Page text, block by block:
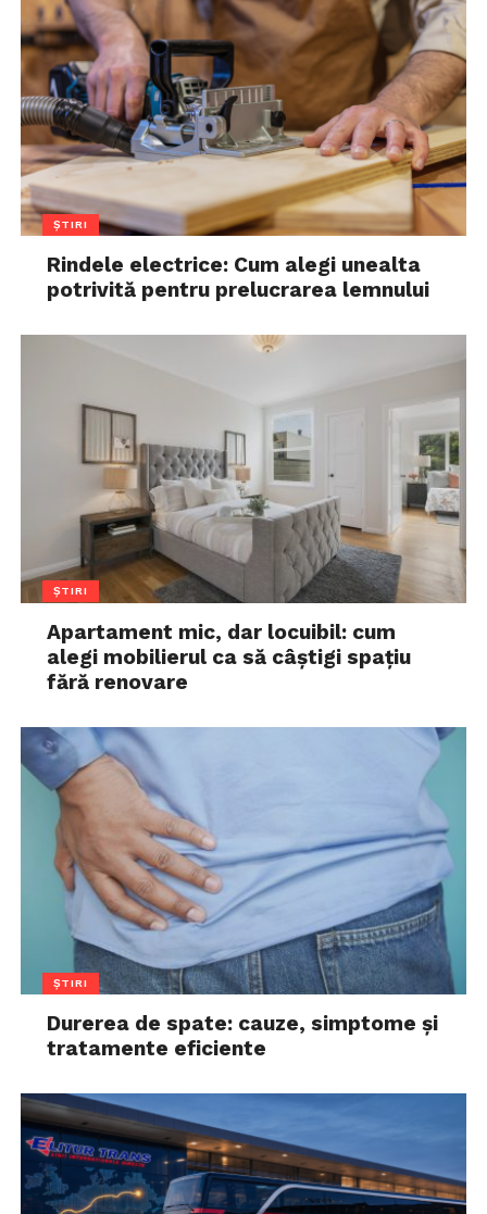
ȘTIRI
Rindele electrice: Cum alegi unealta
potrivită pentru prelucrarea lemnului
ȘTIRI
Apartament mic, dar locuibil: cum
alegi mobilierul ca să câștigi spațiu
fără renovare
ȘTIRI
Durerea de spate: cauze, simptome și
tratamente eficiente